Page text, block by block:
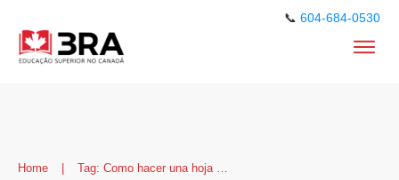
📞 604-684-0530
Home |